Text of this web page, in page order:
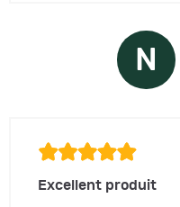
N
Excellent produit